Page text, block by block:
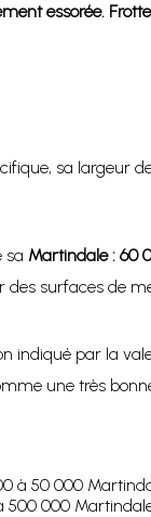
essorée.
sa
sa Martindale : 60
surfaces de
indiqué par la
une très
à 50 000
500 000